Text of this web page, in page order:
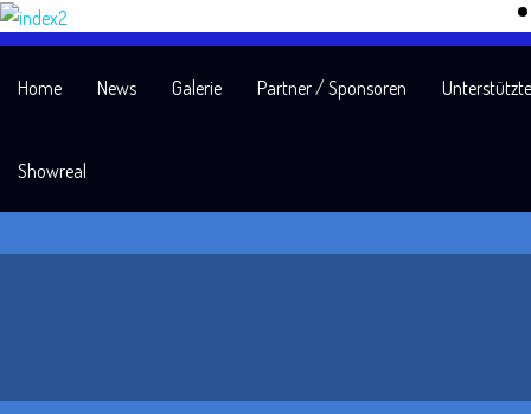
Home News Galerie Partner / Sponsoren
Showreal